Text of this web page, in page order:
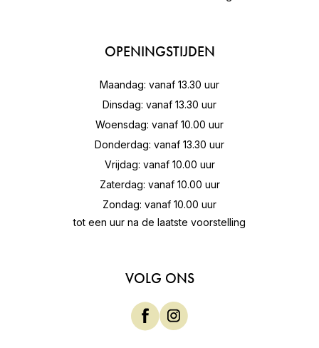
OPENINGSTIJDEN
Maandag: vanaf 13.30 uur
Dinsdag: vanaf 13.30 uur
Woensdag: vanaf 10.00 uur
Donderdag: vanaf 13.30 uur
Vrijdag: vanaf 10.00 uur
Zaterdag: vanaf 10.00 uur
Zondag: vanaf 10.00 uur
tot een uur na de laatste voorstelling
VOLG ONS